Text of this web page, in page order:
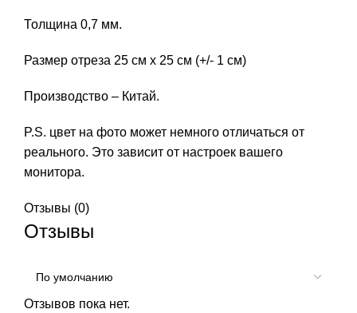
Толщина 0,7 мм.
Размер отреза 25 см х 25 см (+/- 1 см)
Производство – Китай.
P.S. цвет на фото может немного отличаться от
реального. Это зависит от настроек вашего
монитора.
Отзывы (0)
Отзывы
Отзывов пока нет.